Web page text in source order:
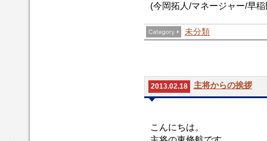
(今岡拓人/マネージャー/早
未分類
2013.02.18 主将からの挨拶
こんにちは。